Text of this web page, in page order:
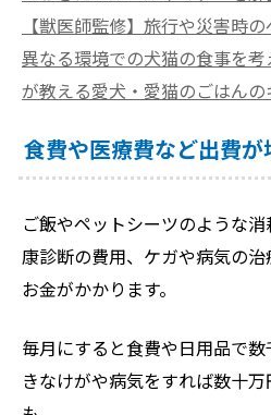
【獣医師監修】旅行や災害時
異なる環境での犬猫の食事を
が教える愛犬・愛猫のごはん
食費や医療費など出費が
ご飯やペットシーツのような
康診断の費用、ケガや病気の
お金がかかります。
毎月にすると食費や日用品で
きなけがや病気をすれば数十